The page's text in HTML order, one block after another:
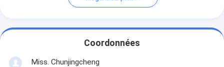
Coordonnées
Miss. Chunjingcheng